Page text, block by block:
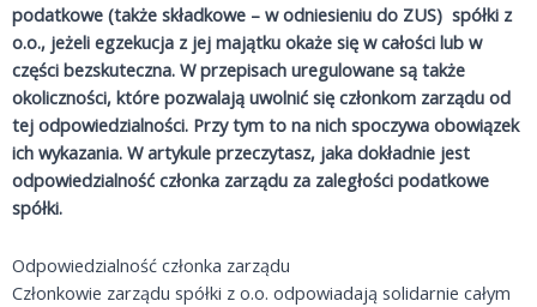
podatkowe (także składkowe – w odniesieniu do ZUS) spółki z
o.o., jeżeli egzekucja z jej majątku okaże się w całości lub w
części bezskuteczna. W przepisach uregulowane są także
okoliczności, które pozwalają uwolnić się członkom zarządu od
tej odpowiedzialności. Przy tym to na nich spoczywa obowiązek
ich wykazania. W artykule przeczytasz, jaka dokładnie jest
odpowiedzialność członka zarządu za zaległości podatkowe
spółki.
Odpowiedzialność członka zarządu
Członkowie zarządu spółki z o.o. odpowiadają solidarnie całym